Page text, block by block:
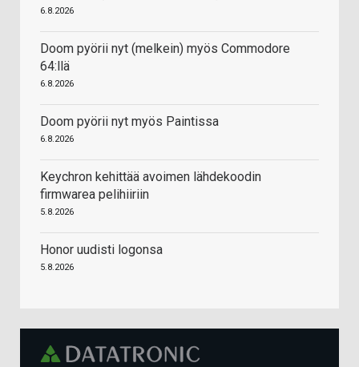
6.8.2026
Doom pyörii nyt (melkein) myös Commodore
64:llä
6.8.2026
Doom pyörii nyt myös Paintissa
6.8.2026
Keychron kehittää avoimen lähdekoodin
firmwarea pelihiiriin
5.8.2026
Honor uudisti logonsa
5.8.2026